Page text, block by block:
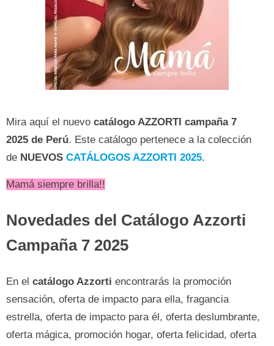
Mira aquí el nuevo catálogo AZZORTI campaña 7
2025 de Perú. Este catálogo pertenece a la colección
de NUEVOS CATÁLOGOS AZZORTI 2025.
Mamá siempre brilla!!
Novedades del Catálogo Azzorti
Campaña 7 2025
En el catálogo Azzorti encontrarás la promoción
sensación, oferta de impacto para ella, fragancia
estrella, oferta de impacto para él, oferta deslumbrante,
oferta mágica, promoción hogar, oferta felicidad, oferta